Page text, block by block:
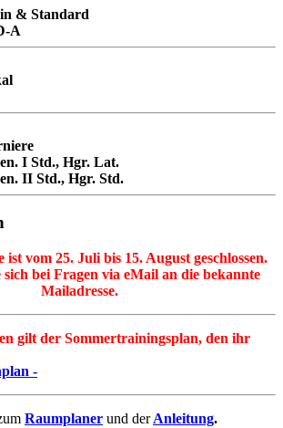
& Standard
A
I Std., Hgr. Lat.
II Std., Hgr. Std.
ist vom 25. Juli bis 15. August geschlossen.
sich bei Fragen via eMail an die bekannte
Mailadresse.
gilt der Sommertrainingsplan, den ihr
-
Raumplaner und der Anleitung.